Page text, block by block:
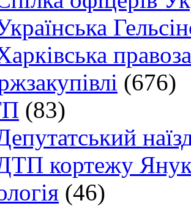
(676)
(83)
кортежу
(46)